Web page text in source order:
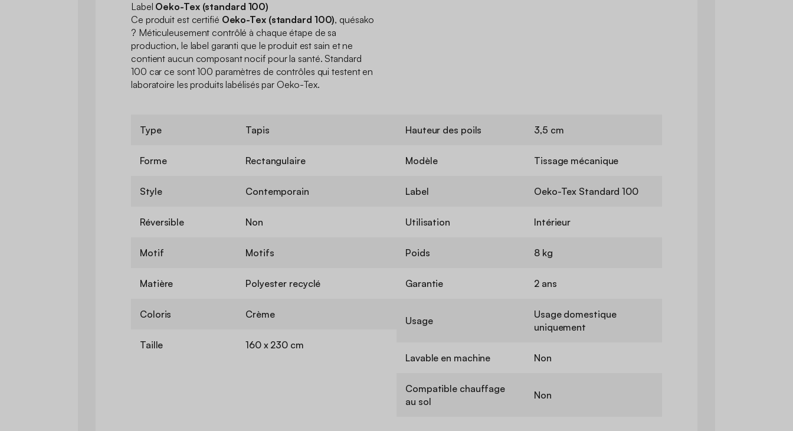
Label Oeko-Tex (standard 100)
Ce produit est certifié Oeko-Tex (standard 100), quésako
? Méticuleusement contrôlé à chaque étape de sa
production, le label garanti que le produit est sain et ne
contient aucun composant nocif pour la santé. Standard
100 car ce sont 100 paramètres de contrôles qui testent en
laboratoire les produits labélisés par Oeko-Tex.
Type Tapis
Forme Rectangulaire
Style Contemporain
Réversible Non
Motif Motifs
Matière Polyester recyclé
Coloris Crème
Taille 160 x 230 cm
Hauteur des poils 3,5 cm
Modèle Tissage mécanique
Label Oeko-Tex Standard 100
Utilisation Intérieur
Poids 8 kg
Garantie 2 ans
Usage
Usage domestique
uniquement
Lavable en machine Non
Compatible chauffage
au sol
Non